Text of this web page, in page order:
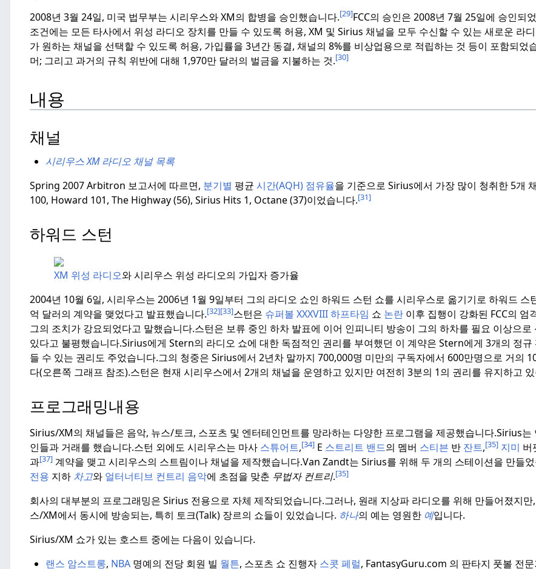
2008년 3월 24일, 미국 법무부는 시리우스와 XM의 합병을 승인했습니다.[29]FCC의 승인은 2008년 7월 25일에 승인되
조건에는 모든 타사에서 위성 라디오 장치를 만들 수 있도록 허용, XM 및 Sirius 채널을 모두 수신할 수 있는 새로운 라
가 원하는 채널을 선택할 수 있도록 허용, 가입률을 3년간 동결, 채널의 8%를 비상업용으로 적립하는 것 등이 포함되었
머; 그리고 과거의 규칙 위반에 대해 1,970만 달러의 벌금을 지불하는 것.[30]
내용
채널
시리우스 XM 라디오 채널 목록
Spring 2007 Arbitron 보고서에 따르면, 분기별 평균 시간(AQH) 점유율을 기준으로 Sirius에서 가장 많이 청취한 5개
100, Howard 101, The Highway (56), Sirius Hits 1, Octane (37)이었습니다.[31]
하워드 스턴
XM 위성 라디오와 시리우스 위성 라디오의 가입자 증가율
2004년 10월 6일, 시리우스는 2006년 1월 9일부터 그의 라디오 쇼인 하워드 스턴 쇼를 시리우스로 옮기기로 하워드 스
억 달러의 계약을 맺었다고 발표했습니다.[32][33]스턴은 슈퍼볼 XXXVIII 하프타임 쇼 논란 이후 집행이 강화된 FCC의 엄
그의 조치가 강요되었다고 말했습니다.스턴은 보류 중인 하차 발표에 이어 인피니티 방송이 그의 하차를 필요 이상으로
있다고 불평했습니다.Sirius에게 Stern의 라디오 쇼에 대한 독점적인 권리를 부여했던 이 계약은 Stern에게 3개의 정규
들 수 있는 권리도 주었습니다.그의 청중은 Sirius에서 2년차 말까지 700,000명 미만의 구독자에서 600만명으로 거의
다(오른쪽 그래프 참조).스턴은 현재 시리우스에서 2개의 채널을 운영하고 있지만 여전히 3분의 1의 권리를 유지하고
프로그래밍내용
Sirius/XM의 채널들은 음악, 뉴스/토크, 스포츠 및 엔터테인먼트를 망라하는 다양한 프로그램을 제공했습니다.Sirius는
인들과 거래를 했습니다.스턴 외에도 시리우스는 마사 스튜어트,[34] E 스트리트 밴드의 멤버 스티븐 반 잔트,[35] 지미 버
과[37] 계약을 맺고 시리우스의 스트림이나 채널을 제작했습니다.Van Zandt는 Sirius를 위해 두 개의 스테이션을 만들
전용 지하 차고와 얼터너티브 컨트리 음악에 초점을 맞춘 무법자 컨트리.[35]
회사의 대부분의 프로그래밍은 Sirius 전용으로 자체 제작되었습니다.그러나, 원래 지상파 라디오를 위해 만들어졌지
스/XM에서 동시에 방송되는, 특히 토크(Talk) 장르의 쇼들이 있었습니다. 하나의 예는 영원한 예입니다.
Sirius/XM 쇼가 있는 호스트 중에는 다음이 있습니다.
랜스 암스트롱, NBA명예의 전당 회원 빌 월튼, 스포츠 쇼 진행자 스콧 페럴, FantasyGuru.com 의 판타지 풋볼 전문